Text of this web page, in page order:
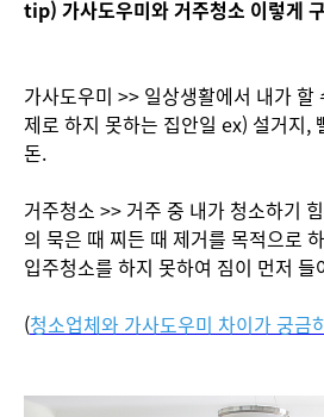
tip) 가사도우미와 거주청소 이렇게
가사도우미 >> 일상생활에서 내가 할
제로 하지 못하는 집안일 ex) 설거지,
돈.
거주청소 >> 거주 중 내가 청소하기
의 묵은 때 찌든 때 제거를 목적으로
입주청소를 하지 못하여 짐이 먼저
(청소업체와 가사도우미 차이가 궁금